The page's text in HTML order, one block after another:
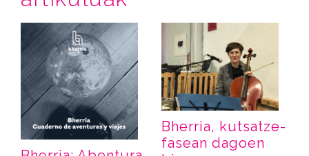
Bherria, kutsatze-
fasean dagoen